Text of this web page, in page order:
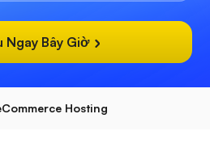
Ngay Bây Giờ
Hosting